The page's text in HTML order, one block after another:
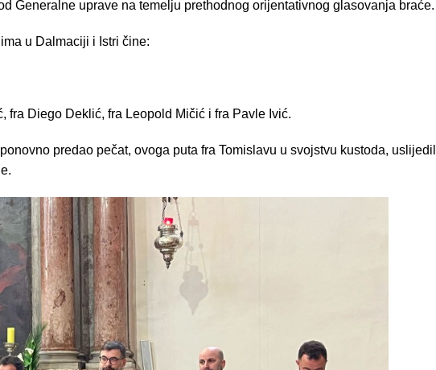
Generalne uprave na temelju prethodnog orijentativnog glasovanja braće.
u Dalmaciji i Istri čine:
fra Diego Deklić, fra Leopold Mičić i fra Pavle Ivić.
predao pečat, ovoga puta fra Tomislavu u svojstvu kustoda,